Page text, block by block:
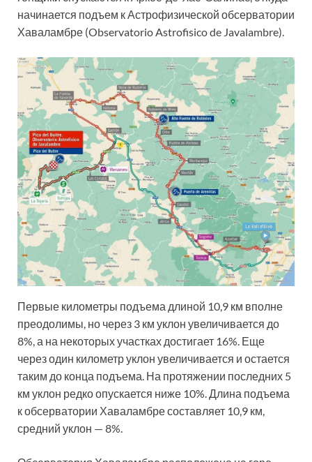
начинается подъем к Астрофизической обсерватории
Хаваламбре (Observatorio Astrofisico de Javalambre).
Первые километры подъема длиной 10,9 км вполне
преодолимы, но через 3 км уклон увеличивается до
8%, а на некоторых участках достигает 16%. Еще
через один километр уклон увеличивается и остается
таким до конца подъема. На протяжении последних 5
км уклон редко опускается ниже 10%. Длина подъема
к обсерватории Хаваламбре составляет 10,9 км,
средний уклон — 8%.